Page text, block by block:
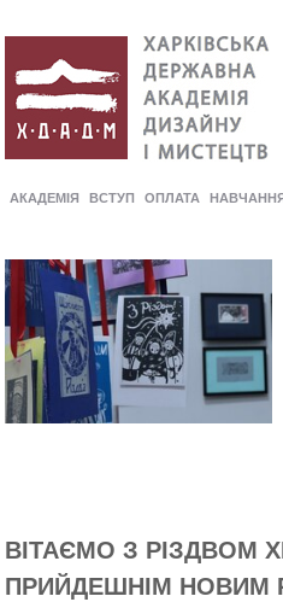
АКАДЕМІЯ ВСТУП ОПЛАТА
ВІТАЄМО З РІЗДВОМ
ПРИЙДЕШНІМ НОВИМ